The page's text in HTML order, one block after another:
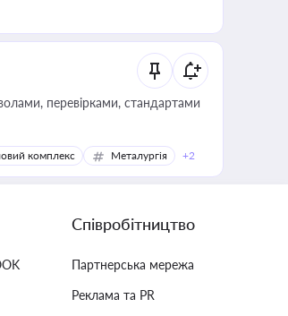
перевірками, стандартами
комплекс Металургія +2
Співробітництво
Партнерська мережа
Реклама та PR